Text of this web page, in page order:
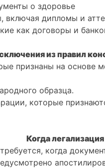
о здоровье
включая дипломы и
как договоры и
из правил
признаны на основе
образца.
которые
Когда
когда